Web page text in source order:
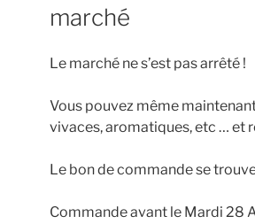
marché
Le marché ne s’est pas arrêté !
Vous pouvez même
vivaces, aromatiques, etc … et
Le bon de commande se
Commande avant le Mardi 28